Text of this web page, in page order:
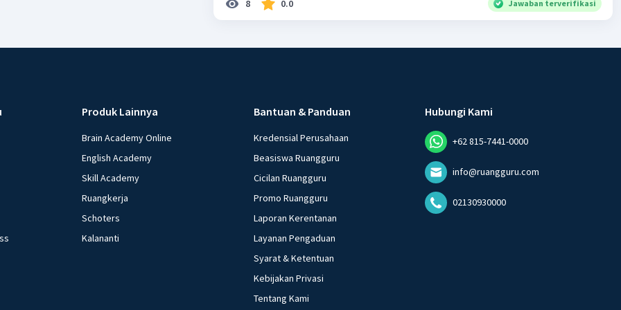
8 0.0 Jawaban terverifikasi
Produk Lainnya
Brain Academy Online
English Academy
Skill Academy
Ruangkerja
Schoters
Kalananti
Bantuan & Panduan
Kredensial Perusahaan
Beasiswa Ruangguru
Cicilan Ruangguru
Promo Ruangguru
Laporan Kerentanan
Layanan Pengaduan
Syarat & Ketentuan
Kebijakan Privasi
Tentang Kami
Hubungi Kami
+62 815-7441-0000
info@ruangguru.com
02130930000